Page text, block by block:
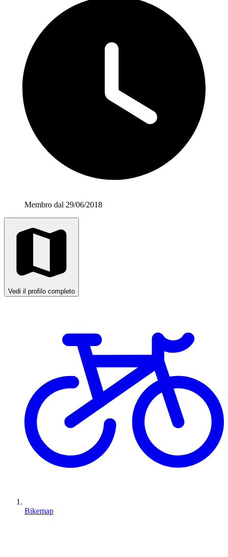
Membro dal 29/06/2018
Vedi il profilo completo
Bikemap